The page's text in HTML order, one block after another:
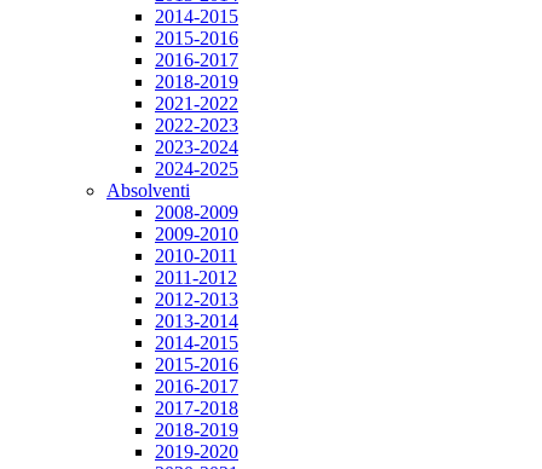
2014-2015
2015-2016
2016-2017
2018-2019
2021-2022
2022-2023
2023-2024
2024-2025
Absolventi
2008-2009
2009-2010
2010-2011
2011-2012
2012-2013
2013-2014
2014-2015
2015-2016
2016-2017
2017-2018
2018-2019
2019-2020